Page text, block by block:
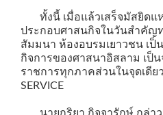
ทั้งนี้ เมื่อแล้วเสร็จมัสยิดแ
ประกอบศาสนกิจในวันสำคัญ
สัมมนา ห้องอบรมเยาวชน เป็
กิจการของศาสนาอิสลาม เป็
ราชการทุกภาคส่วนในจุดเดีย
SERVICE